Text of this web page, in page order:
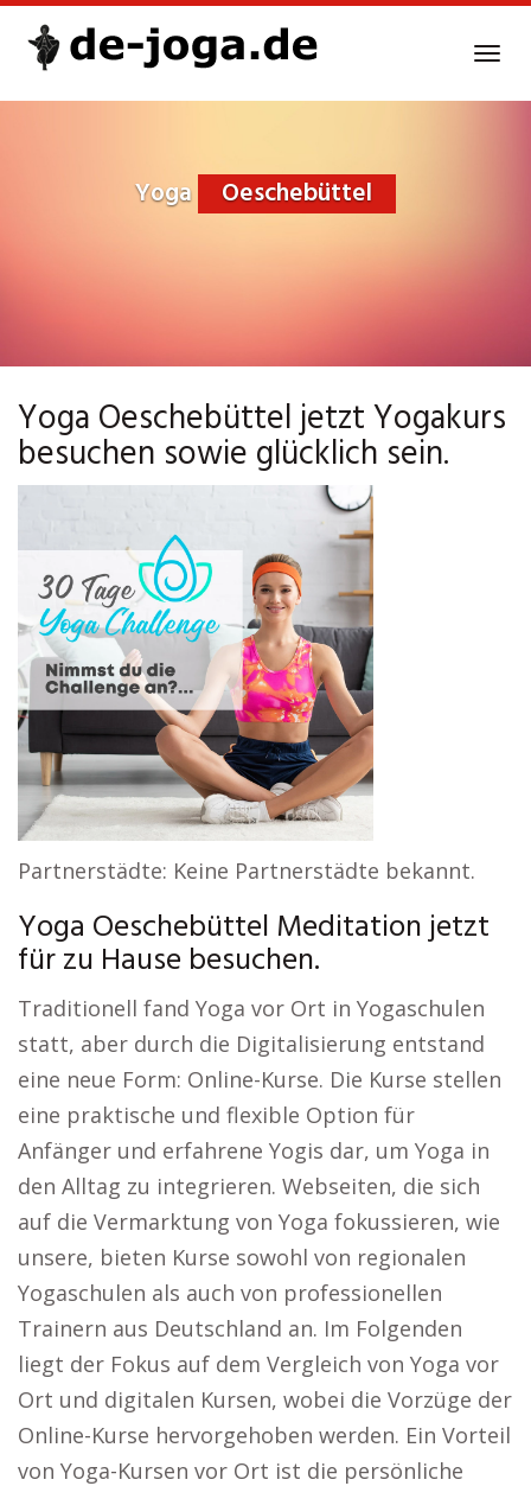
Yoga Oeschebüttel
Yoga Oeschebüttel jetzt Yogakurs
besuchen sowie glücklich sein.
Partnerstädte: Keine Partnerstädte bekannt.
Yoga Oeschebüttel Meditation jetzt
für zu Hause besuchen.
Traditionell fand Yoga vor Ort in Yogaschulen
statt, aber durch die Digitalisierung entstand
eine neue Form: Online-Kurse. Die Kurse stellen
eine praktische und flexible Option für
Anfänger und erfahrene Yogis dar, um Yoga in
den Alltag zu integrieren. Webseiten, die sich
auf die Vermarktung von Yoga fokussieren, wie
unsere, bieten Kurse sowohl von regionalen
Yogaschulen als auch von professionellen
Trainern aus Deutschland an. Im Folgenden
liegt der Fokus auf dem Vergleich von Yoga vor
Ort und digitalen Kursen, wobei die Vorzüge der
Online-Kurse hervorgehoben werden. Ein Vorteil
von Yoga-Kursen vor Ort ist die persönliche